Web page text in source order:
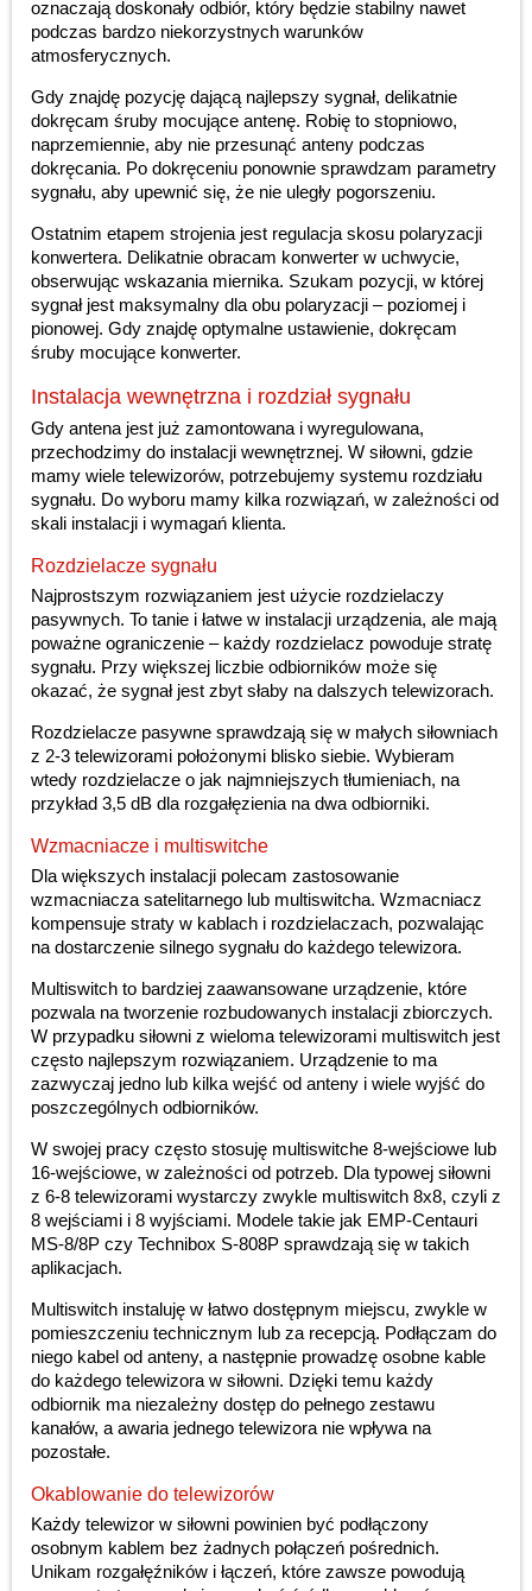
oznaczają doskonały odbiór, który będzie stabilny nawet
podczas bardzo niekorzystnych warunków
atmosferycznych.
Gdy znajdę pozycję dającą najlepszy sygnał, delikatnie
dokręcam śruby mocujące antenę. Robię to stopniowo,
naprzemiennie, aby nie przesunąć anteny podczas
dokręcania. Po dokręceniu ponownie sprawdzam parametry
sygnału, aby upewnić się, że nie uległy pogorszeniu.
Ostatnim etapem strojenia jest regulacja skosu polaryzacji
konwertera. Delikatnie obracam konwerter w uchwycie,
obserwując wskazania miernika. Szukam pozycji, w której
sygnał jest maksymalny dla obu polaryzacji – poziomej i
pionowej. Gdy znajdę optymalne ustawienie, dokręcam
śruby mocujące konwerter.
Instalacja wewnętrzna i rozdział sygnału
Gdy antena jest już zamontowana i wyregulowana,
przechodzimy do instalacji wewnętrznej. W siłowni, gdzie
mamy wiele telewizorów, potrzebujemy systemu rozdziału
sygnału. Do wyboru mamy kilka rozwiązań, w zależności od
skali instalacji i wymagań klienta.
Rozdzielacze sygnału
Najprostszym rozwiązaniem jest użycie rozdzielaczy
pasywnych. To tanie i łatwe w instalacji urządzenia, ale mają
poważne ograniczenie – każdy rozdzielacz powoduje stratę
sygnału. Przy większej liczbie odbiorników może się
okazać, że sygnał jest zbyt słaby na dalszych telewizorach.
Rozdzielacze pasywne sprawdzają się w małych siłowniach
z 2-3 telewizorami położonymi blisko siebie. Wybieram
wtedy rozdzielacze o jak najmniejszych tłumieniach, na
przykład 3,5 dB dla rozgałęzienia na dwa odbiorniki.
Wzmacniacze i multiswitche
Dla większych instalacji polecam zastosowanie
wzmacniacza satelitarnego lub multiswitcha. Wzmacniacz
kompensuje straty w kablach i rozdzielaczach, pozwalając
na dostarczenie silnego sygnału do każdego telewizora.
Multiswitch to bardziej zaawansowane urządzenie, które
pozwala na tworzenie rozbudowanych instalacji zbiorczych.
W przypadku siłowni z wieloma telewizorami multiswitch jest
często najlepszym rozwiązaniem. Urządzenie to ma
zazwyczaj jedno lub kilka wejść od anteny i wiele wyjść do
poszczególnych odbiorników.
W swojej pracy często stosuję multiswitche 8-wejściowe lub
16-wejściowe, w zależności od potrzeb. Dla typowej siłowni
z 6-8 telewizorami wystarczy zwykle multiswitch 8x8, czyli z
8 wejściami i 8 wyjściami. Modele takie jak EMP-Centauri
MS-8/8P czy Technibox S-808P sprawdzają się w takich
aplikacjach.
Multiswitch instaluję w łatwo dostępnym miejscu, zwykle w
pomieszczeniu technicznym lub za recepcją. Podłączam do
niego kabel od anteny, a następnie prowadzę osobne kable
do każdego telewizora w siłowni. Dzięki temu każdy
odbiornik ma niezależny dostęp do pełnego zestawu
kanałów, a awaria jednego telewizora nie wpływa na
pozostałe.
Okablowanie do telewizorów
Każdy telewizor w siłowni powinien być podłączony
osobnym kablem bez żadnych połączeń pośrednich.
Unikam rozgałęźników i łączeń, które zawsze powodują